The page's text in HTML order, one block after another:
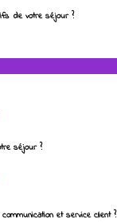
de votre séjour ?
séjour ?
et service client ?